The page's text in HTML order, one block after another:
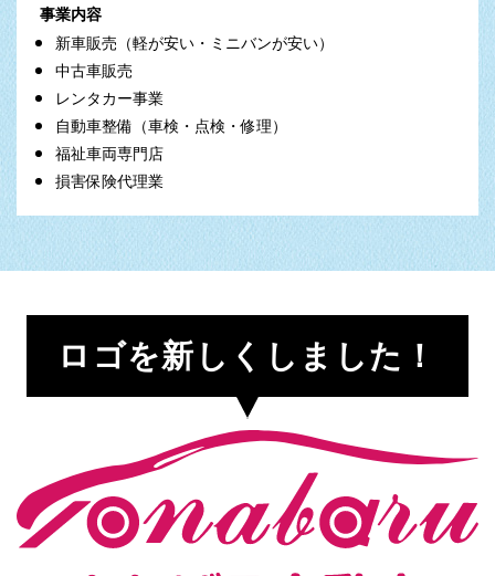
事業内容
新車販売（軽が安い・ミニバンが安い）
中古車販売
レンタカー事業
自動車整備（車検・点検・修理）
福祉車両専門店
損害保険代理業
ロゴを新しくしました！